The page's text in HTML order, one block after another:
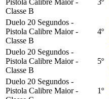
Classe B
Duelo 20 Segundos -
Pistola Calibre Maior -
Classe B
4º
Duelo 20 Segundos -
Pistola Calibre Maior -
Classe B
5º
Duelo 20 Segundos -
Pistola Calibre Maior -
1º